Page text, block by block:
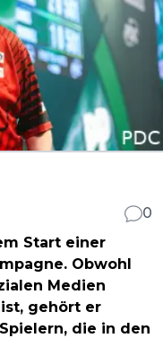
0
Start einer
Obwohl
Medien
gehört er
die in den